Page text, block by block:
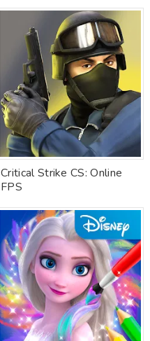
Critical Strike CS: Online
FPS